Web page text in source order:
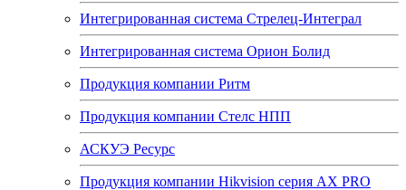
Интегрированная система Стрелец-Интеграл
Интегрированная система Орион Болид
Продукция компании Ритм
Продукция компании Стелс НПП
АСКУЭ Ресурс
Продукция компании Hikvision серия AX PRO